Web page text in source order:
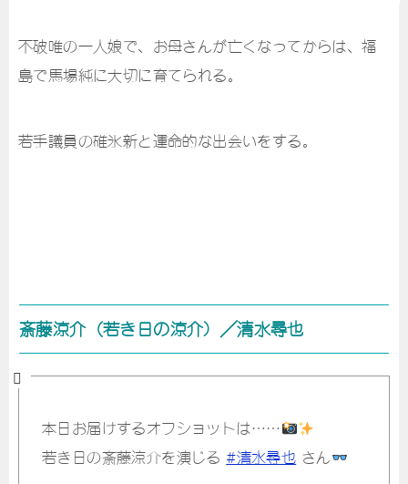
不破唯の一人娘で、お母さんが亡くなってからは、福
島で馬場純に大切に育てられる。
若手議員の碓氷新と運命的な出会いをする。
斎藤涼介（若き日の涼介）／清水尋也
本日お届けするオフショットは……
若き日の斎藤涼介を演じる #清水尋也 さん